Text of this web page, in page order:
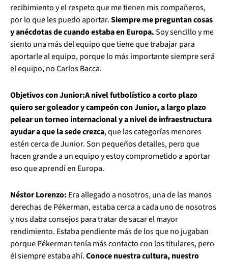
recibimiento y el respeto que me tienen mis compañeros,
por lo que les puedo aportar.Siempre me preguntan cosas
y anécdotas de cuando estaba en Europa.Soy sencillo y me
siento una más del equipo que tiene que trabajar para
aportarle al equipo, porque lo más importante siempre será
el equipo, no Carlos Bacca.
Objetivos con Junior:A nivel futbolístico a corto plazo
quiero ser goleador y campeón con Junior, a largo plazo
pelear un torneo internacional y a nivel de infraestructura
ayudar a que la sede crezca, que las categorías menores
estén cerca de Junior. Son pequeños detalles, pero que
hacen grande a un equipo y estoy comprometido a aportar
eso que aprendí en Europa.
Néstor Lorenzo: Era allegado a nosotros, una de las manos
derechas de Pékerman, estaba cerca a cada uno de nosotros
y nos daba consejos para tratar de sacar el mayor
rendimiento. Estaba pendiente más de los que no jugaban
porque Pékerman tenía más contacto con los titulares, pero
él siempre estaba ahí.Conoce nuestra cultura, nuestro